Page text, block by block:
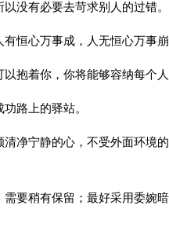
没有必要去苛求别人的过错。
恒心万事成，人无恒心万事崩
抱着你，你将能够容纳每个人
路上的驿站。
净宁静的心，不受外面环境
要稍有保留；最好采用委婉